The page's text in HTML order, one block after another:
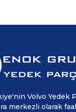
Volvo Yedek
merkezli olarak